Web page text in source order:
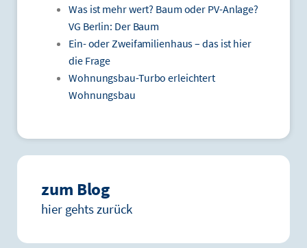
Was ist mehr wert? Baum oder PV-Anlage?
VG Berlin: Der Baum
Ein- oder Zweifamilienhaus – das ist hier
die Frage
Wohnungsbau-Turbo erleichtert
Wohnungsbau
zum Blog
hier gehts zurück